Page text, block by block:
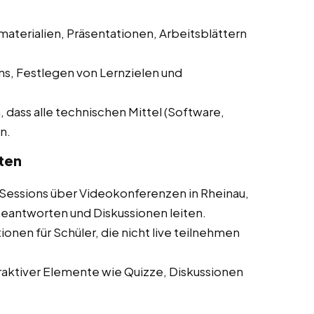
Präsentationen, Arbeitsblättern
Festlegen von Lernzielen und
alle technischen Mittel (Software,
über Videokonferenzen in Rheinau,
und Diskussionen leiten.
für Schüler, die nicht live teilnehmen
Elemente wie Quizze, Diskussionen